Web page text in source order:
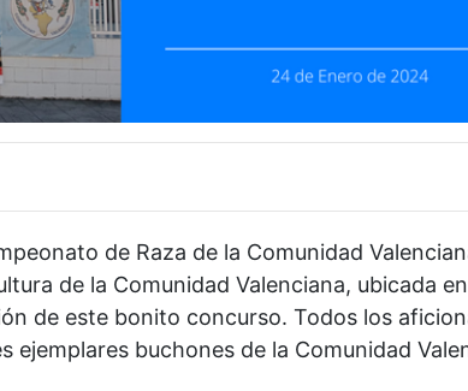
de Raza de la Comunidad
de la Comunidad Valenciana, ubicada
de este bonito concurso. Todos los
ejemplares buchones de la Comunidad